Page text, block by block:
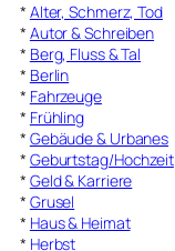
* Alter, Schmerz, Tod
* Autor & Schreiben
* Berg, Fluss & Tal
* Berlin
* Fahrzeuge
* Frühling
* Gebäude & Urbanes
* Geburtstag/Hochzeit
* Geld & Karriere
* Grusel
* Haus & Heimat
* Herbst